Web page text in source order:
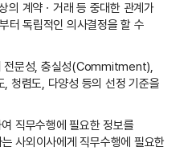
의 계약ㆍ거래 등 중대한 관계가
터 독립적인 의사결정을 할 수
전문성, 충실성(Commitment),
청렴도, 다양성 등의 선정 기준을
직무수행에 필요한 정보를
사외이사에게 직무수행에 필요한